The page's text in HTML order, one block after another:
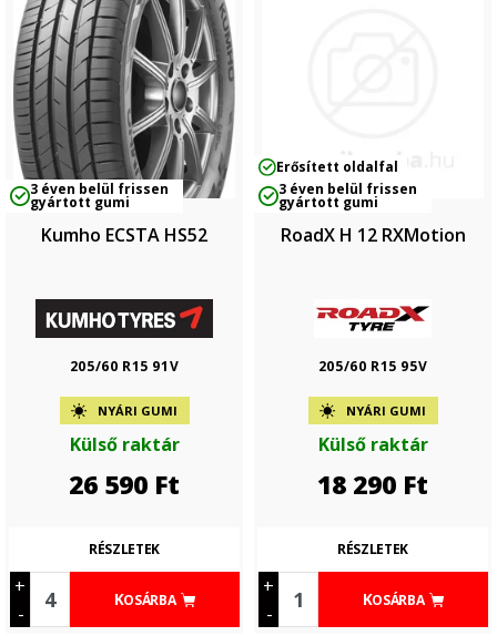
3 éven belül frissen
gyártott gumi
Kumho ECSTA HS52
205/60 R15 91V
NYÁRI GUMI
Külső raktár
26 590 Ft
+
-
KOSÁRBA
RÉSZLETEK
Erősített oldalfal
3 éven belül frissen
gyártott gumi
RoadX H 12 RXMotion
205/60 R15 95V
NYÁRI GUMI
Külső raktár
18 290 Ft
+
-
KOSÁRBA
RÉSZLETEK